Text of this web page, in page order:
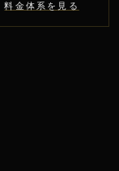
料金体系を見る